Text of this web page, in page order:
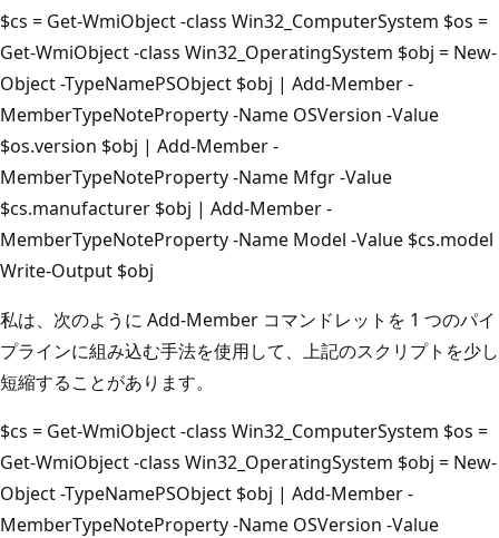
$cs = Get-WmiObject -class Win32_ComputerSystem $os =
Get-WmiObject -class Win32_OperatingSystem $obj = New-
Object -TypeNamePSObject $obj | Add-Member -
MemberTypeNoteProperty -Name OSVersion -Value
$os.version $obj | Add-Member -
MemberTypeNoteProperty -Name Mfgr -Value
$cs.manufacturer $obj | Add-Member -
MemberTypeNoteProperty -Name Model -Value $cs.model
Write-Output $obj
私は、次のように Add-Member コマンドレットを 1 つのパイ
プラインに組み込む手法を使用して、上記のスクリプトを少し
短縮することがあります。
$cs = Get-WmiObject -class Win32_ComputerSystem $os =
Get-WmiObject -class Win32_OperatingSystem $obj = New-
Object -TypeNamePSObject $obj | Add-Member -
MemberTypeNoteProperty -Name OSVersion -Value